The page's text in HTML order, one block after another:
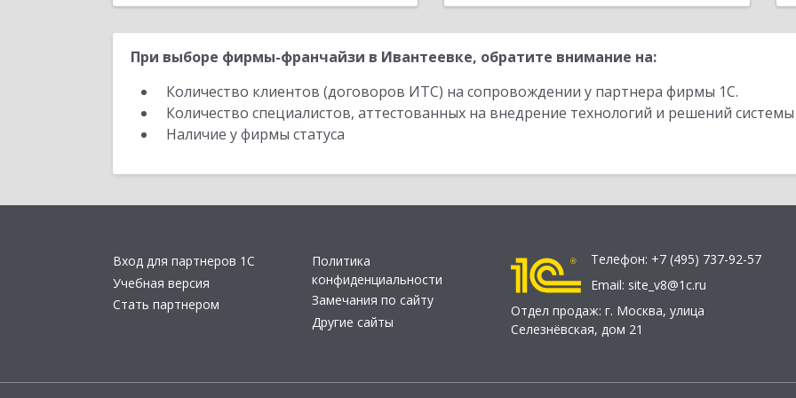
При выборе фирмы-франчайзи в Ивантеевке, обратите внимание на:
Количество клиентов (договоров ИТС) на сопровождении у партнера фирмы 1С.
Количество специалистов, аттестованных на внедрение технологий и решений
Наличие у фирмы статуса
Вход для партнеров 1С
Учебная версия
Стать партнером
Политика
конфиденциальности
Замечания по сайту
Другие сайты
Телефон: +7 (495) 737-92-57
Email: site_v8@1c.ru
Отдел продаж: г. Москва, улица
Селезнёвская, дом 21